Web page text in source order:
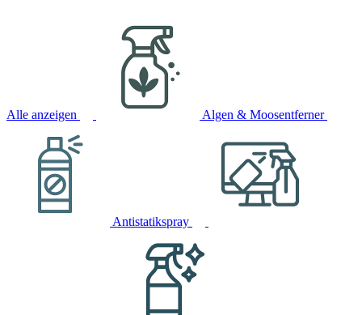
Alle anzeigen Algen & Moosentferner
Antistatikspray